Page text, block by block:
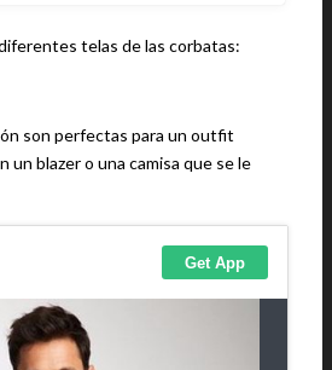
telas de las corbatas:
son perfectas para un outfit
un blazer o una camisa que se le